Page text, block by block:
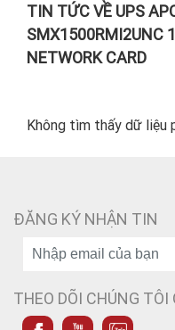
TIN TỨC VỀ UPS
SMX1500RMI2UNC
NETWORK CARD
Không tìm thấy dữ liệu
ĐĂNG KÝ NHẬN TIN
THEO DÕI CHÚNG TÔI